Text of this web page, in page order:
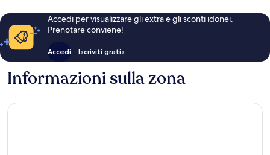
Accedi per visualizzare gli extra e gli sconti idonei.
Prenotare conviene!
Accedi Iscriviti gratis
Informazioni sulla zona